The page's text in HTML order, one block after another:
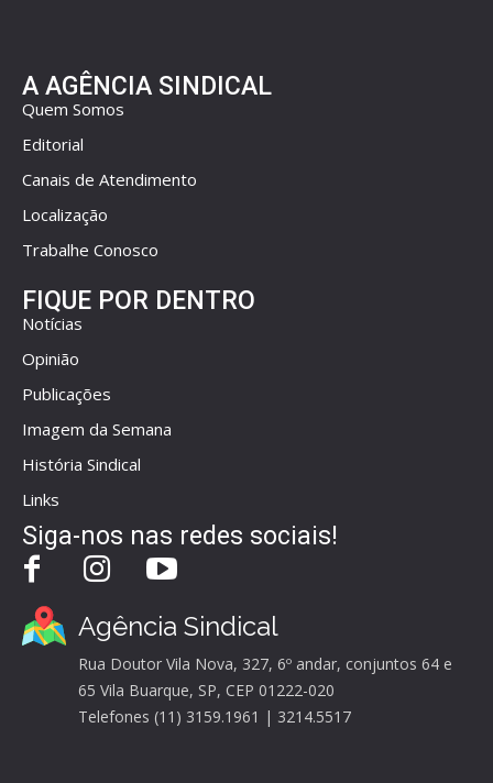
A AGÊNCIA SINDICAL
Quem Somos
Editorial
Canais de Atendimento
Localização
Trabalhe Conosco
FIQUE POR DENTRO
Notícias
Opinião
Publicações
Imagem da Semana
História Sindical
Links
Siga-nos nas redes sociais!
Agência Sindical
Rua Doutor Vila Nova, 327, 6º andar, conjuntos 64 e
65 Vila Buarque, SP, CEP 01222-020
Telefones (11) 3159.1961 | 3214.5517